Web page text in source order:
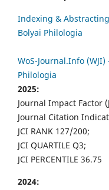
Indexing &
Bolyai Philologia
WoS-Journal.Info
Philologia
2025:
Journal Impact Factor
Journal Citation
JCI RANK 127/200;
JCI QUARTILE Q3;
JCI PERCENTILE 36.75
2024: